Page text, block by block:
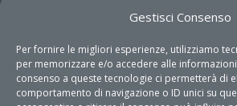
Gestisci Consenso
Per fornire le migliori esperienze, utilizziamo
per memorizzare e/o accedere alle
consenso a queste tecnologie ci permetterà di
comportamento di navigazione o ID unici su